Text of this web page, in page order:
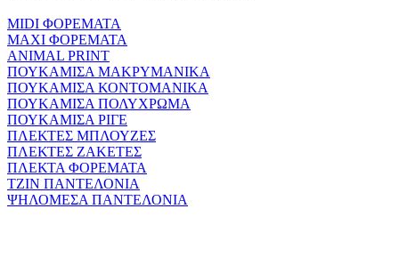
MIDI ΦΟΡΕΜΑΤΑ
MAXI ΦΟΡΕΜΑΤΑ
ANIMAL PRINT
ΠΟΥΚΑΜΙΣΑ ΜΑΚΡΥΜΑΝΙΚΑ
ΠΟΥΚΑΜΙΣΑ ΚΟΝΤΟΜΑΝΙΚΑ
ΠΟΥΚΑΜΙΣΑ ΠΟΛΥΧΡΩΜΑ
ΠΟΥΚΑΜΙΣΑ ΡΙΓΕ
ΠΛΕΚΤΕΣ ΜΠΛΟΥΖΕΣ
ΠΛΕΚΤΕΣ ΖΑΚΕΤΕΣ
ΠΛΕΚΤΑ ΦΟΡΕΜΑΤΑ
ΤΖΙΝ ΠΑΝΤΕΛΟΝΙΑ
ΨΗΛΟΜΕΣΑ ΠΑΝΤΕΛΟΝΙΑ